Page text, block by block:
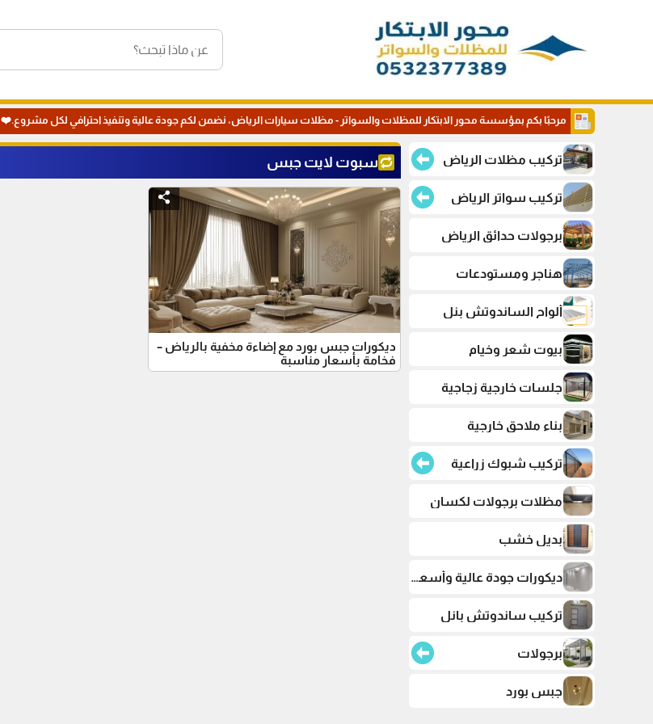
مرحبًا بكم بمؤسسة محور الابتكار للمظلات والسواتر - مظلات سيارات الرياض، نضمن لكم جودة عالية وتنفيذ احترافي لكل مشروع.❤️
تركيب مظلات الرياض
تركيب سواتر الرياض
برجولات حدائق الرياض
هناجر ومستودعات
ألواح الساندوتش بنل
بيوت شعر وخيام
جلسات خارجية زجاجية
بناء ملاحق خارجية
تركيب شبوك زراعية
مظلات برجولات لكسان
بديل خشب
ديكورات جودة عالية وأسعار تنافسية
تركيب ساندوتش بانل
برجولات
جبس بورد
سبوت لايت جبس
ديكورات جبس بورد مع إضاءة مخفية بالرياض –
فخامة بأسعار مناسبة